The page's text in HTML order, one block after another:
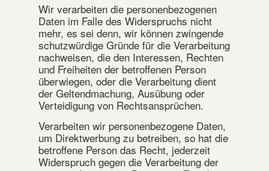
Wir verarbeiten die personenbezogenen
Daten im Falle des Widerspruchs nicht
mehr, es sei denn, wir können zwingende
schutzwürdige Gründe für die Verarbeitung
nachweisen, die den Interessen, Rechten
und Freiheiten der betroffenen Person
überwiegen, oder die Verarbeitung dient
der Geltendmachung, Ausübung oder
Verteidigung von Rechtsansprüchen.
Verarbeiten wir personenbezogene Daten,
um Direktwerbung zu betreiben, so hat die
betroffene Person das Recht, jederzeit
Widerspruch gegen die Verarbeitung der